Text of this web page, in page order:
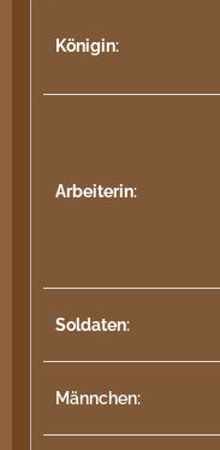
Königin:
Arbeiterin:
Soldaten:
Männchen: